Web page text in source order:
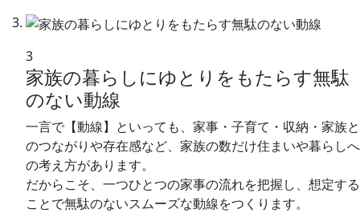
3
家族の暮らしにゆとりをもたらす無駄
のない動線
一言で【動線】といっても、家事・子育て・収納・家族と
のつながりや存在感など、家族の数だけ住まいや暮らしへ
の考え方があります。
だからこそ、一つひとつの家事の流れを把握し、想定する
ことで無駄のないスムーズな動線をつくります。